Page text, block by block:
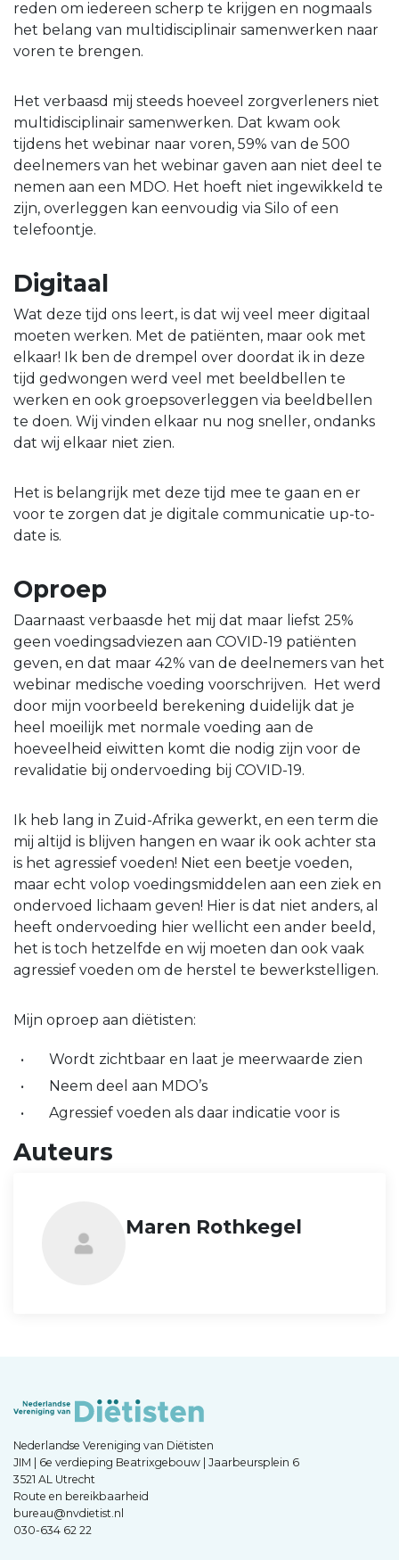
reden om iedereen scherp te krijgen en nogmaals
het belang van multidisciplinair samenwerken naar
voren te brengen.
Het verbaasd mij steeds hoeveel zorgverleners niet
multidisciplinair samenwerken. Dat kwam ook
tijdens het webinar naar voren, 59% van de 500
deelnemers van het webinar gaven aan niet deel te
nemen aan een MDO. Het hoeft niet ingewikkeld te
zijn, overleggen kan eenvoudig via Silo of een
telefoontje.
Digitaal
Wat deze tijd ons leert, is dat wij veel meer digitaal
moeten werken. Met de patiënten, maar ook met
elkaar! Ik ben de drempel over doordat ik in deze
tijd gedwongen werd veel met beeldbellen te
werken en ook groepsoverleggen via beeldbellen
te doen. Wij vinden elkaar nu nog sneller, ondanks
dat wij elkaar niet zien.
Het is belangrijk met deze tijd mee te gaan en er
voor te zorgen dat je digitale communicatie up-to-
date is.
Oproep
Daarnaast verbaasde het mij dat maar liefst 25%
geen voedingsadviezen aan COVID-19 patiënten
geven, en dat maar 42% van de deelnemers van het
webinar medische voeding voorschrijven. Het werd
door mijn voorbeeld berekening duidelijk dat je
heel moeilijk met normale voeding aan de
hoeveelheid eiwitten komt die nodig zijn voor de
revalidatie bij ondervoeding bij COVID-19.
Ik heb lang in Zuid-Afrika gewerkt, en een term die
mij altijd is blijven hangen en waar ik ook achter sta
is het agressief voeden! Niet een beetje voeden,
maar echt volop voedingsmiddelen aan een ziek en
ondervoed lichaam geven! Hier is dat niet anders, al
heeft ondervoeding hier wellicht een ander beeld,
het is toch hetzelfde en wij moeten dan ook vaak
agressief voeden om de herstel te bewerkstelligen.
Mijn oproep aan diëtisten:
Wordt zichtbaar en laat je meerwaarde zien
Neem deel aan MDO’s
Agressief voeden als daar indicatie voor is
Auteurs
Maren Rothkegel
Nederlandse Vereniging van Diëtisten
JIM | 6e verdieping Beatrixgebouw | Jaarbeursplein 6
3521 AL Utrecht
Route en bereikbaarheid
bureau@nvdietist.nl
030-634 62 22